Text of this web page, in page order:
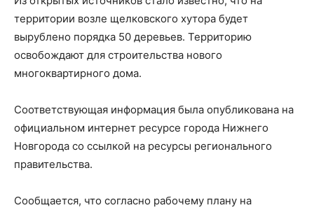
территории возле щелковского хутора будет
вырублено порядка 50 деревьев. Территорию
освобождают для строительства нового
многоквартирного дома.
Соответствующая информация была опубликована на
официальном интернет ресурсе города Нижнего
Новгорода со ссылкой на ресурсы регионального
правительства.
Сообщается, что согласно рабочему плану на